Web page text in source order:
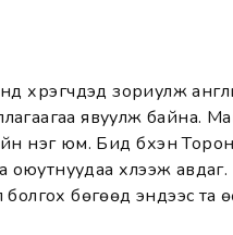
хүрэгчдэд зориулж
явуулж байна.
нэг юм. Бид бүхэн
хүлээж авдаг.
бөгөөд эндээс та